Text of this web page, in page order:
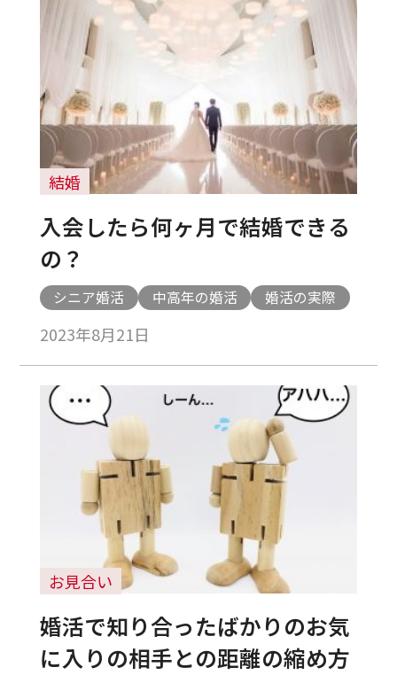
結婚
入会したら何ヶ月で結婚できる
の？
シニア婚活 中高年の婚活 婚活の実際
2023年8月21日
お見合い
婚活で知り合ったばかりのお気
に入りの相手との距離の縮め方